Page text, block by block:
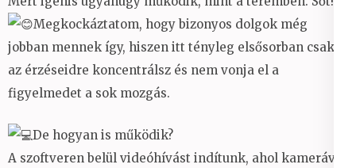
Megkockáztatom, hogy bizonyos dolgok még
jobban mennek így, hiszen itt tényleg elsősorban csak
az érzéseidre koncentrálsz és nem vonja el a
figyelmedet a sok mozgás.
De hogyan is működik?
A szoftveren belül videóhívást indítunk, ahol kamerával